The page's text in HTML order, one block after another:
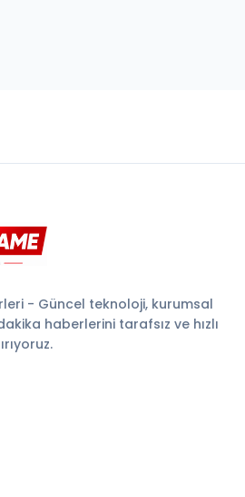
- Güncel teknoloji, kurumsal
haberlerini tarafsız ve hızlı